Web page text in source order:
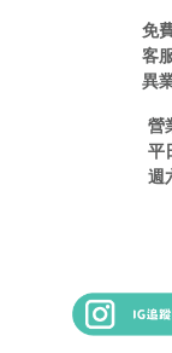
免
客
異
營
平
週